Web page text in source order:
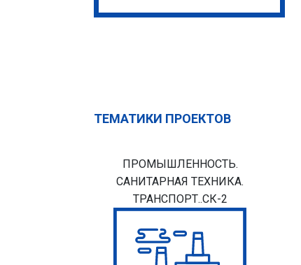
ТЕМАТИКИ ПРОЕКТОВ
ПРОМЫШЛЕННОСТЬ.
САНИТАРНАЯ ТЕХНИКА.
ТРАНСПОРТ..СК-2